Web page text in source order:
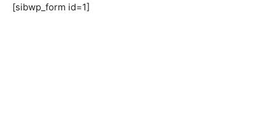
[sibwp_form id=1]